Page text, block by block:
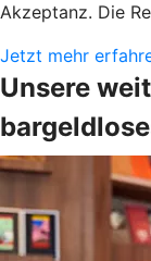
Akzeptanz. Die
Jetzt mehr
Unsere